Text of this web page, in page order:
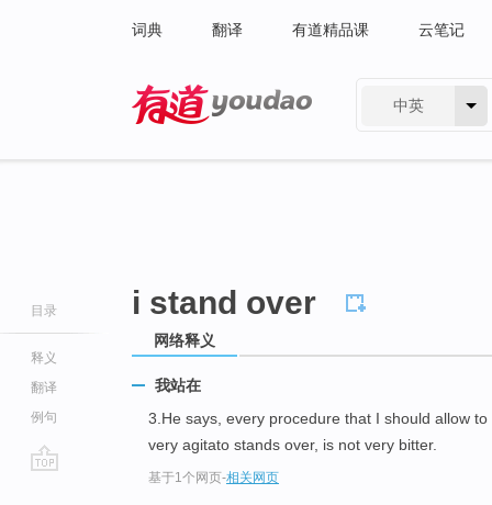
词典 翻译 有道精品课 云笔记
中英
目录
释义
翻译
例句
i stand over
网络释义
我站在
3.He says, every procedure that I should allow
very agitato stands over, is not very bitter.
基于1个网页-相关网页